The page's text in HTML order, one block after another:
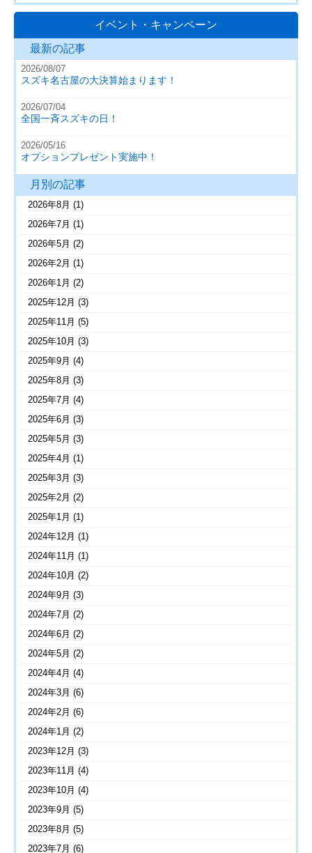
イベント・キャンペーン
最新の記事
2026/08/07
スズキ名古屋の大決算始まります！
2026/07/04
全国一斉スズキの日！
2026/05/16
オプションプレゼント実施中！
月別の記事
2026年8月 (1)
2026年7月 (1)
2026年5月 (2)
2026年2月 (1)
2026年1月 (2)
2025年12月 (3)
2025年11月 (5)
2025年10月 (3)
2025年9月 (4)
2025年8月 (3)
2025年7月 (4)
2025年6月 (3)
2025年5月 (3)
2025年4月 (1)
2025年3月 (3)
2025年2月 (2)
2025年1月 (1)
2024年12月 (1)
2024年11月 (1)
2024年10月 (2)
2024年9月 (3)
2024年7月 (2)
2024年6月 (2)
2024年5月 (2)
2024年4月 (4)
2024年3月 (6)
2024年2月 (6)
2024年1月 (2)
2023年12月 (3)
2023年11月 (4)
2023年10月 (4)
2023年9月 (5)
2023年8月 (5)
2023年7月 (6)